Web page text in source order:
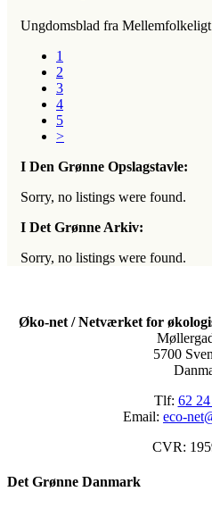
Ungdomsblad fra
1
2
3
4
5
>
I Den Grønne Opslagstavle:
Sorry, no listings were found.
I Det Grønne Arkiv:
Sorry, no listings were found.
Øko-net / Netværket for
5700
Tlf: 62
Email: eco-
CVR:
Det Grønne Danmark